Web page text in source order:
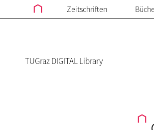
Zeitschriften
TUGraz DIGITAL Library